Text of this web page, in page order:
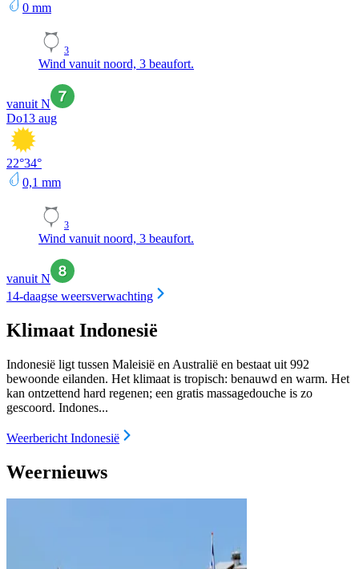
0 mm
3
Wind vanuit noord, 3 beaufort.
vanuit N
Do13 aug
22°34°
0,1 mm
3
Wind vanuit noord, 3 beaufort.
vanuit N
14-daagse weersverwachting
Klimaat Indonesië
Indonesië ligt tussen Maleisië en Australië en bestaat uit 992
bewoonde eilanden. Het klimaat is tropisch: benauwd en warm. Het
kan ontzettend hard regenen; een gratis massagedouche is zo
gescoord. Indones...
Weerbericht Indonesië
Weernieuws